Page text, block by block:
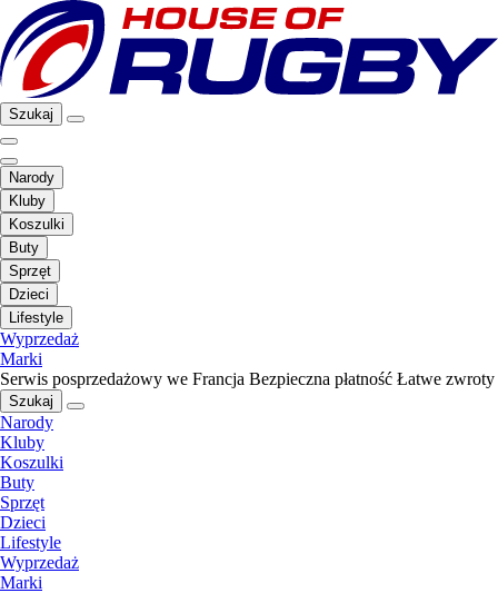
Szukaj
Narody
Kluby
Koszulki
Buty
Sprzęt
Dzieci
Lifestyle
Wyprzedaż
Marki
Serwis posprzedażowy we Francja Bezpieczna płatność Łatwe zwroty
Szukaj
Narody
Kluby
Koszulki
Buty
Sprzęt
Dzieci
Lifestyle
Wyprzedaż
Marki